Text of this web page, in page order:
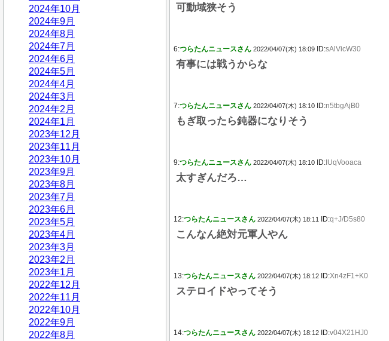
2024年10月
2024年9月
2024年8月
2024年7月
2024年6月
2024年5月
2024年4月
2024年3月
2024年2月
2024年1月
2023年12月
2023年11月
2023年10月
2023年9月
2023年8月
2023年7月
2023年6月
2023年5月
2023年4月
2023年3月
2023年2月
2023年1月
2022年12月
2022年11月
2022年10月
2022年9月
2022年8月
可動域狭そう
6:つらたんニュースさん 2022/04/07(木) 18:09 ID:sAlVicW30
有事には戦うからな
7:つらたんニュースさん 2022/04/07(木) 18:10 ID:n5tbgAjB0
もぎ取ったら鈍器になりそう
9:つらたんニュースさん 2022/04/07(木) 18:10 ID: IUqVooaca
太すぎんだろ…
12:つらたんニュースさん 2022/04/07(木) 18:11 ID:q+J/D5s80
こんなん絶対元軍人やん
13:つらたんニュースさん 2022/04/07(木) 18:12 ID:Xn4zF1+K0
ステロイドやってそう
14:つらたんニュースさん 2022/04/07(木) 18:12 ID:v04X21HJ0